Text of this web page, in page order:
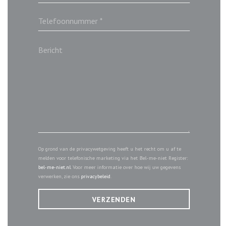
Op grond van de privacywetgeving heeft u het recht om u af te
melden voor telefonische marketing via het Bel-me-niet Register:
bel-me-niet.nl. Voor meer informatie over hoe wij uw gegevens
verwerken, zie ons privacybeleid.